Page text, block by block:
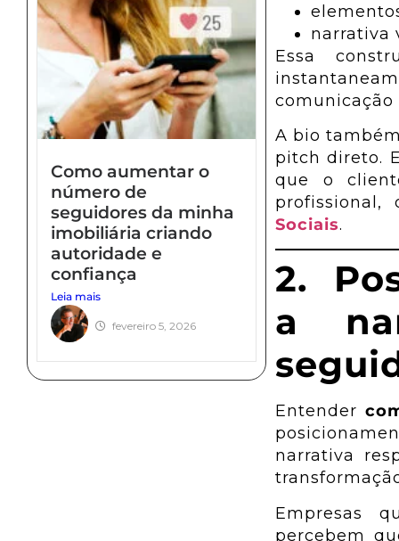
narrativa
Essa
comunicação
A bio
pitch direto.
que o
Sociais.
2.
a
Entender
narrativa
Empresas
percebem
Como aumentar o
número de
seguidores da minha
imobiliária criando
autoridade e
confiança
Leia mais
fevereiro 5, 2026